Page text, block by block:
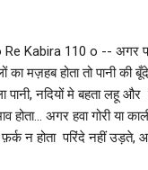
Kabira 110 o -- अगर
का मज़हब होता तो पानी की
पानी, नदियों मे बहता लहू
होता... अगर हवा गोरी या
न होता परिंदे नहीं